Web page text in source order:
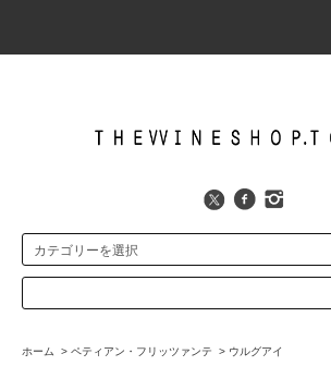
ホーム > ペティアン・フリッツァンテ > ウルグアイ